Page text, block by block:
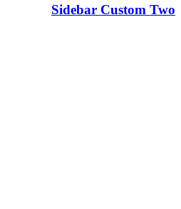
Sidebar Custom Two